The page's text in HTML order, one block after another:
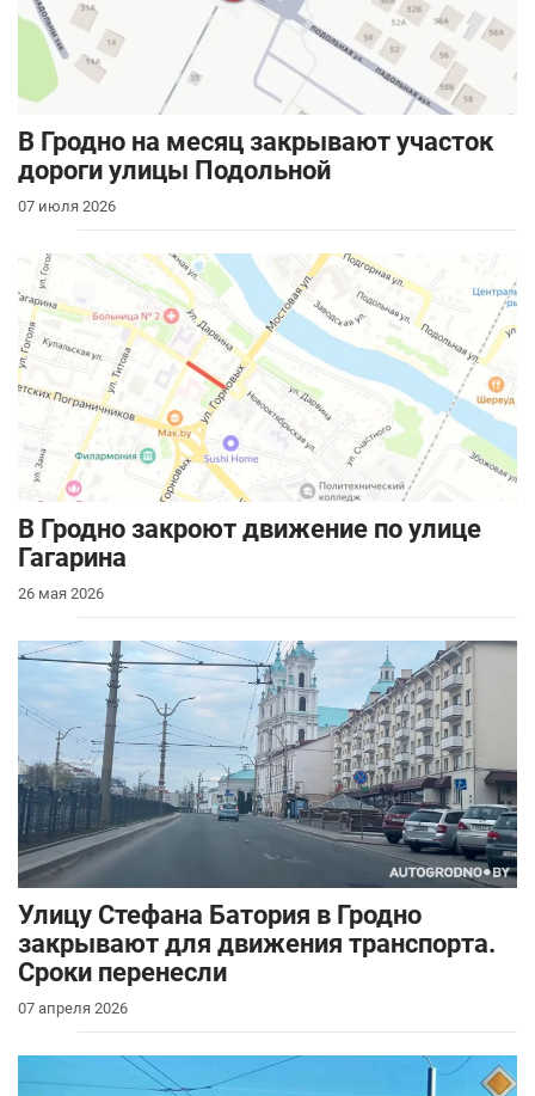
В Гродно на месяц закрывают участок
дороги улицы Подольной
07 июля 2026
В Гродно закроют движение по улице
Гагарина
26 мая 2026
Улицу Стефана Батория в Гродно
закрывают для движения транспорта.
Сроки перенесли
07 апреля 2026